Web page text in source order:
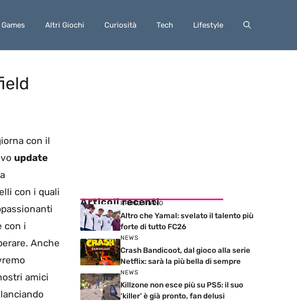
Games Altri Giochi Curiosità Tech Lifestyle
con il
update
con i quali
con i
Anche
amici
Articoli recenti
PRIMO PIANO
Altro che Yamal: svelato il talento più
forte di tutto FC26
NEWS
Crash Bandicoot, dal gioco alla serie
Netflix: sarà la più bella di sempre
NEWS
Killzone non esce più su PS5: il suo
‘killer’ è già pronto, fan delusi